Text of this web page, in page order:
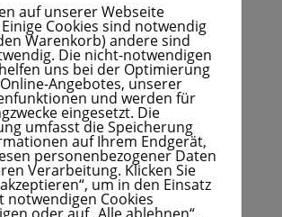
Erreichens unserer Kapazitätsgrenzen
Produktion, sind wir gezwungen ab 1.
unsere Öffnungszeiten zu
in Rothenburg wird nur noch freitags
bis 12.30 und 14.00 Uhr bis 16.30
auf unserer Webseite
Cookies sind notwendig
Warenkorb) andere sind
Die nicht-notwendigen
uns bei der Optimierung
Angebotes, unserer
und werden für
eingesetzt. Die
umfasst die Speicherung
auf Ihrem Endgerät,
personenbezogener Daten
Verarbeitung. Klicken Sie
um in den Einsatz
notwendigen Cookies
oder auf „Alle ablehnen“,